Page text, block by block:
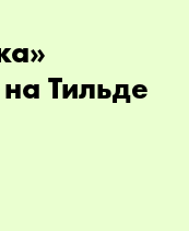
Тильде